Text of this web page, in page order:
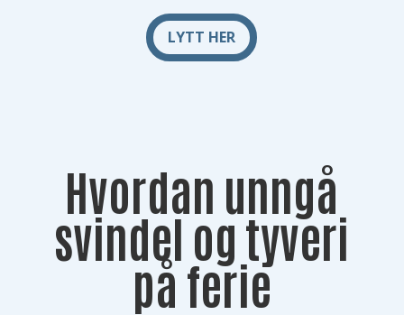
LYTT HER
Hvordan unngå
svindel og tyveri
på ferie